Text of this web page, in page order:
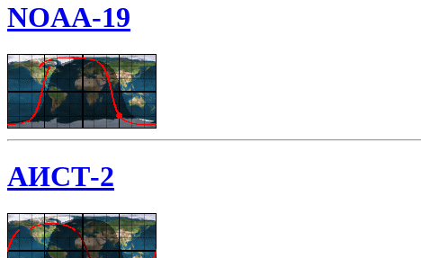
NOAA-19
АИСТ-2